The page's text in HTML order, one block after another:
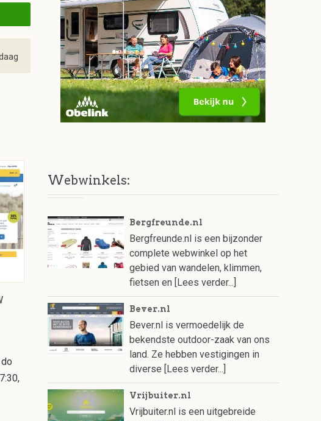
Webwinkels:
Bergfreunde.nl
Bergfreunde.nl is een bijzonder
complete webwinkel op het
gebied van wandelen, klimmen,
fietsen en [Lees verder...]
Bever.nl
Bever.nl is vermoedelijk de
bekendste outdoor-zaak van ons
land. Ze hebben vestigingen in
diverse [Lees verder...]
Vrijbuiter.nl
Vrijbuiter.nl is een uitgebreide